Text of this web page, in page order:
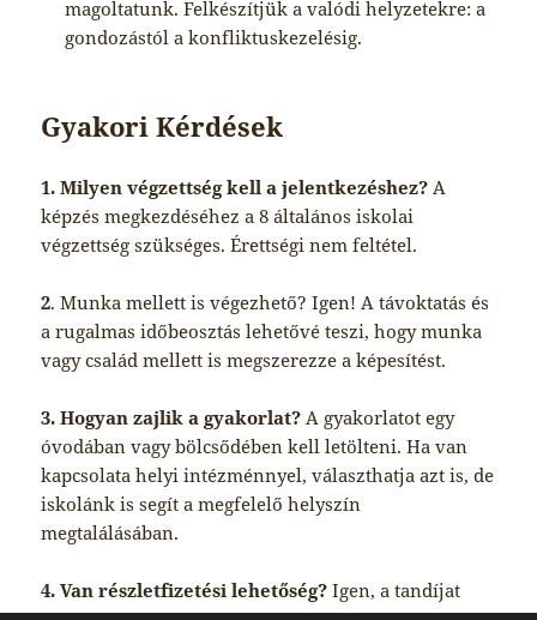
magoltatunk. Felkészítjük a valódi helyzetekre: a
gondozástól a konfliktuskezelésig.
Gyakori Kérdések
1. Milyen végzettség kell a jelentkezéshez? A
képzés megkezdéséhez a 8 általános iskolai
végzettség szükséges. Érettségi nem feltétel.
2. Munka mellett is végezhető? Igen! A távoktatás és
a rugalmas időbeosztás lehetővé teszi, hogy munka
vagy család mellett is megszerezze a képesítést.
3. Hogyan zajlik a gyakorlat? A gyakorlatot egy
óvodában vagy bölcsődében kell letölteni. Ha van
kapcsolata helyi intézménnyel, választhatja azt is, de
iskolánk is segít a megfelelő helyszín
megtalálásában.
4. Van részletfizetési lehetőség? Igen, a tandíjat